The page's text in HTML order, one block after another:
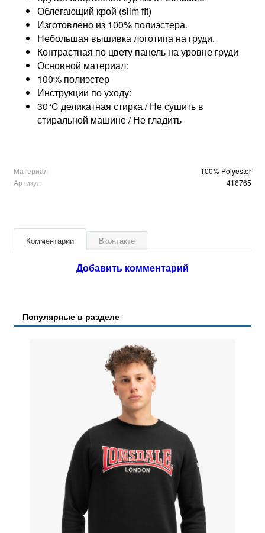
Облегающий крой (slim fit)
Изготовлено из 100% полиэстера.
Небольшая вышивка логотипа на груди.
Контрастная по цвету панель на уровне груди
Основной материал:
100% полиэстер
Инструкции по уходу:
30°C деликатная стирка / Не сушить в
стиральной машине / Не гладить
Материал
100% Polyester
Артикул
416765
Комментарии Вконтакте
Добавить комментарий
Популярные в разделе